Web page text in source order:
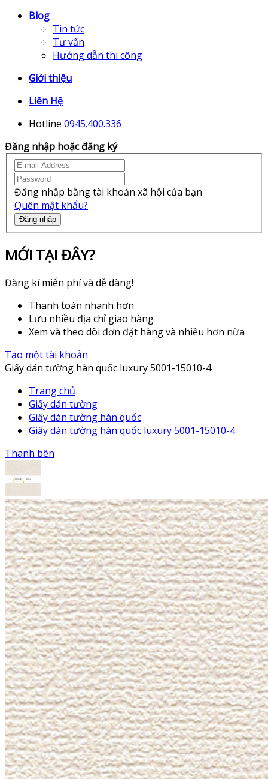
Blog
Tin tức
Tư vấn
Hướng dẫn thi công
Giới thiệu
Liên Hệ
Hotline 0945.400.336
Đăng nhập hoặc đăng ký
Đăng nhập bằng tài khoản xã hội của bạn
Quên mật khẩu?
Đăng nhập
MỚI TẠI ĐÂY?
Đăng kí miễn phí và dễ dàng!
Thanh toán nhanh hơn
Lưu nhiều địa chỉ giao hàng
Xem và theo dõi đơn đặt hàng và nhiều hơn nữa
Tạo một tài khoản
Giấy dán tường hàn quốc luxury 5001-15010-4
Trang chủ
Giấy dán tường
Giấy dán tường hàn quốc
Giấy dán tường hàn quốc luxury 5001-15010-4
Thanh bên